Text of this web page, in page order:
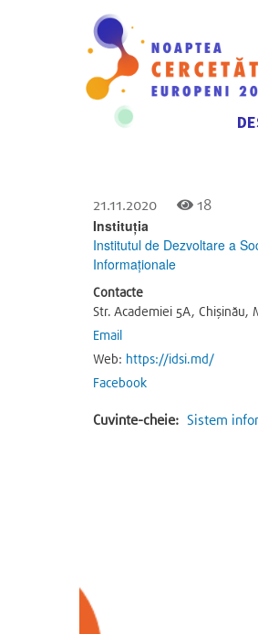
21.11.2020
18
Instituția
Institutul de Dezvoltare a
Informaționale
Contacte
Str. Academiei 5A, Chișinău,
Email
Web: https://idsi.md/
Facebook
Cuvinte-cheie: Sistem